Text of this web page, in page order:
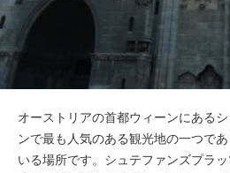
オーストリアの首都ウィーンにある
ンで最も人気のある観光地の一つで
いる場所です。シュテファンズプラ